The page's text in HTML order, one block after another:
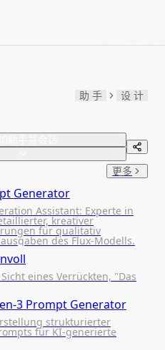
助 手
设 计
更多
Generator
Assistant: Experte in
kreativer
für qualitativ
des Flux-Modells.
eines Verrückten, "Das
3 Prompt Generator
strukturierter
für KI-generierte